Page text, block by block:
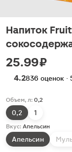
Напиток
25.99 ₽
4.2836 оценок ·
Объем, л: 0,2
0,2 1
Вкус: Апельсин
Апельсин